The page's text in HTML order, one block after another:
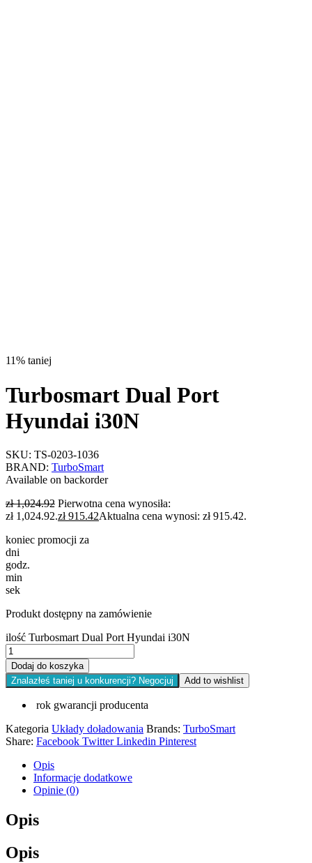
11% taniej
Turbosmart Dual Port
Hyundai i30N
SKU: TS-0203-1036
BRAND: TurboSmart
Available on backorder
zł1,024.92 Pierwotna cena wynosiła:
zł 1,024.92.zł915.42Aktualna cena wynosi: zł 915.42.
koniec promocji za
dni
godz.
min
sek
Produkt dostępny na zamówienie
ilość Turbosmart Dual Port Hyundai i30N
Dodaj do koszyka
Znalazłeś taniej u konkurencji? Negocjuj
Add to wishlist
rok gwarancji producenta
Kategoria Układy doładowania Brands: TurboSmart
Share: Facebook Twitter Linkedin Pinterest
Opis
Informacje dodatkowe
Opinie (0)
Opis
Opis